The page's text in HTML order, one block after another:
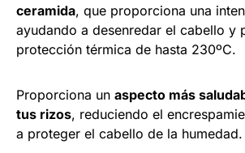
ceramida, que proporciona una
ayudando a desenredar el cabello y
protección térmica de hasta 230ºC.
Proporciona un aspecto más
tus rizos, reduciendo el
a proteger el cabello de la humedad.